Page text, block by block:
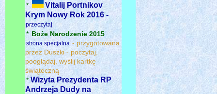
*
Vitalij Portnikov
Krym Nowy Rok 2016 -
przeczytaj
* Boże Narodzenie 2015
strona specjalna - przygotowana
przez Duszki - poczytaj,
pooglądaj, wyślij kartkę
świąteczną
* Wizyta Prezydenta RP
Andrzeja Dudy na